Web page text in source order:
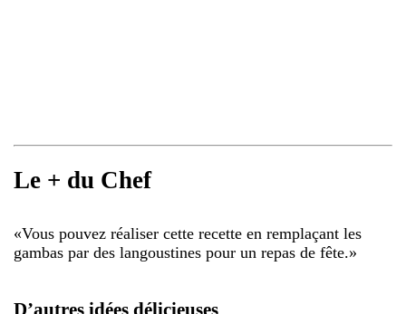
Le + du Chef
«Vous pouvez réaliser cette recette en remplaçant les
gambas par des langoustines pour un repas de fête.»
D’autres idées délicieuses